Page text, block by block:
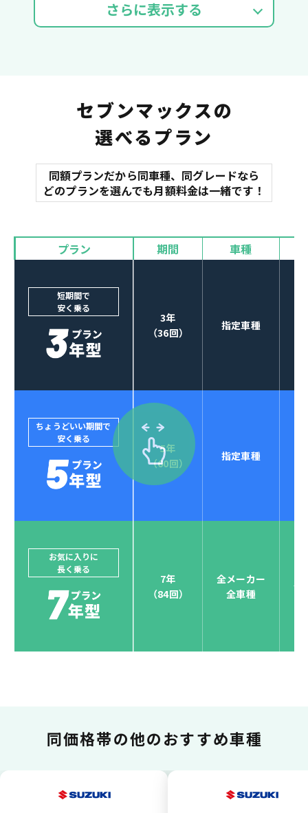
オイル交換 諸費用
マット
バイザー
3
オプションも選べる！
POINT
4
セブンマックスなら
クレジットカード払い可能
ジョイカルジャパンでは、カーリース決済を国際5大カ
他にはないサービスがクレジットカード決済、賢くポ
イント運用も！
ポイント還元
セブンマックスの
選べるプラン
同額プランだから同車種、同グレードなら
どのプランを選んでも月額料金は一緒です！
プラン 期間 車種
短期間で
安く乗る
3年
（36回）
指定車種
ちょうどいい期間で
安く乗る
5年
（60回）
指定車種
お気に入りに
長く乗る
7年
（84回）
全メーカー
全車種
全
同価格帯の他のおすすめ車種